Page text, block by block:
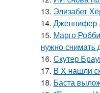
13. Элизабет
14. Дженнифер
15. Марго
нужно снимать
16. Скутер
17. В X нашли
18. Баста